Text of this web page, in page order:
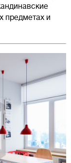
предметах и